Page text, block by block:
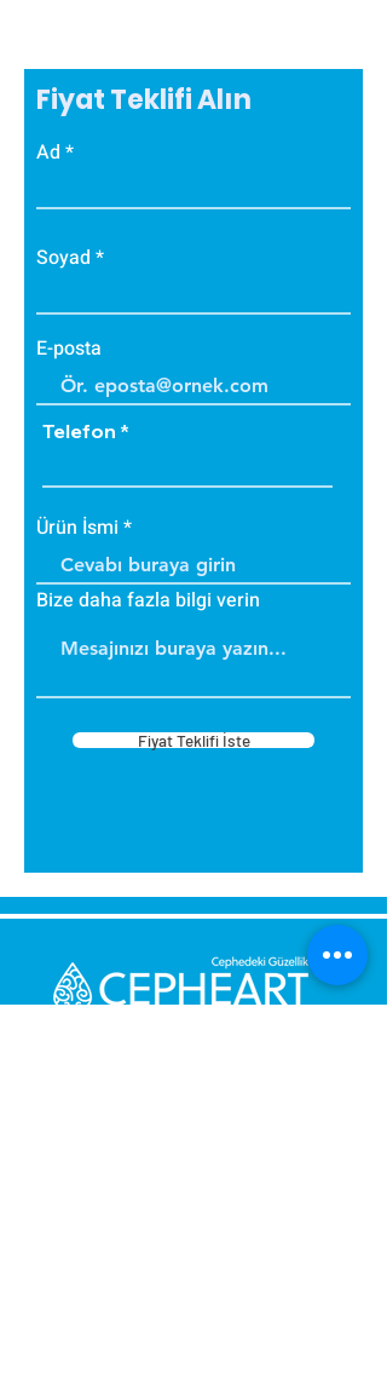
Fiyat Teklifi Alın
Ad
Soyad
E-posta
Telefon
Ürün İsmi
Bize daha fazla bilgi verin
Fiyat Teklifi İste